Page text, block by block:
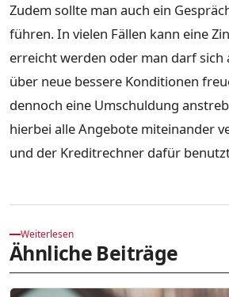
Zudem sollte man auch ein
führen. In vielen Fällen kann eine
erreicht werden oder man darf sich
über neue bessere Konditionen
dennoch eine Umschuldung
hierbei alle Angebote miteinander
und der Kreditrechner dafür
Weiterlesen
Ähnliche Beiträge